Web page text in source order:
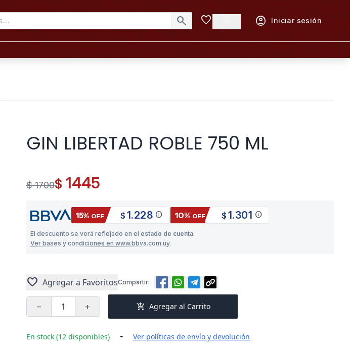
search favorite account_circle Iniciar sesión
GIN LIBERTAD ROBLE 750 ML
$ 1700$ 1445
15% OFF $ 1.228 info 10% OFF $ 1.301 info
El descuento se verá reflejado en el estado de cuenta.
Ver bases y condiciones en www.bbva.com.uy.
Compartir:
favorite Agregar a Favoritos
remove add add_shopping_cart Agregar al Carrito
En stock (12 disponibles) - Ver políticas de envío y devolución